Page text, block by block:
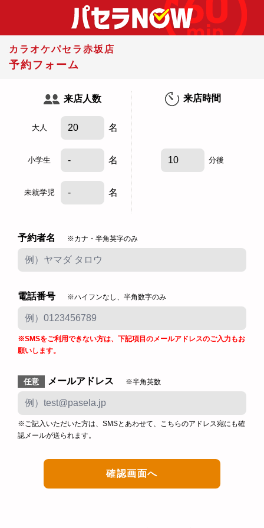
カラオケパセラ赤坂店
予約フォーム
来店人数
大人 名
小学生 名
未就学児 名
来店時間
分後
予約者名 ※カナ・半角英字のみ
電話番号 ※ハイフンなし、半角数字のみ
※SMSをご利用できない方は、下記項目のメールアドレスのご入力もお
願いします。
任意 メールアドレス ※半角英数
※ご記入いただいた方は、SMSとあわせて、こちらのアドレス宛にも確
認メールが送られます。